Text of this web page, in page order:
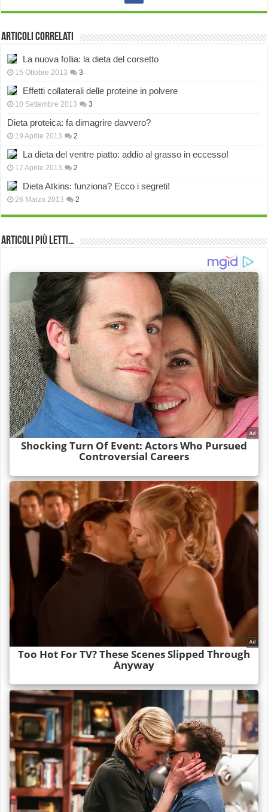
Articoli correlati
La nuova follia: la dieta del corsetto
15 Ottobre 2013 3
Effetti collaterali delle proteine in polvere
10 Settembre 2013 3
Dieta proteica: fa dimagrire davvero?
19 Aprile 2013 2
La dieta del ventre piatto: addio al grasso in eccesso!
17 Aprile 2013 2
Dieta Atkins: funziona? Ecco i segreti!
26 Marzo 2013 2
Articoli più Letti…